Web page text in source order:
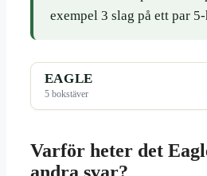
exempel 3 slag på ett par
EAGLE
5 bokstäver
Varför heter det